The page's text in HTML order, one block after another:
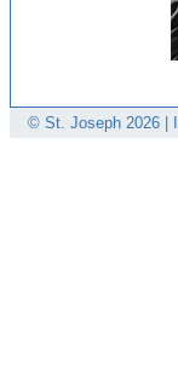
© St. Joseph 2026 |